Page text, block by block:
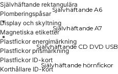
SIDEWALK Plastfickor
Affischfodral
Självhäftande A6
Självhäftande A7
Självhäftande CD DVD USB
Självhäftande hörnfickor
Självhäftande rektangulära
Plomberingspåsar
Display och skyltning
Magnetiska etiketter
Plastfickor energimärkning
Plastfickor prismärkning
Plastfickor ID-kort
Korthållare ID-kort